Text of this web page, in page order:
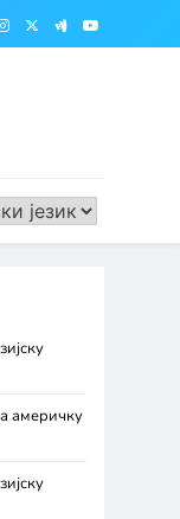
америчку